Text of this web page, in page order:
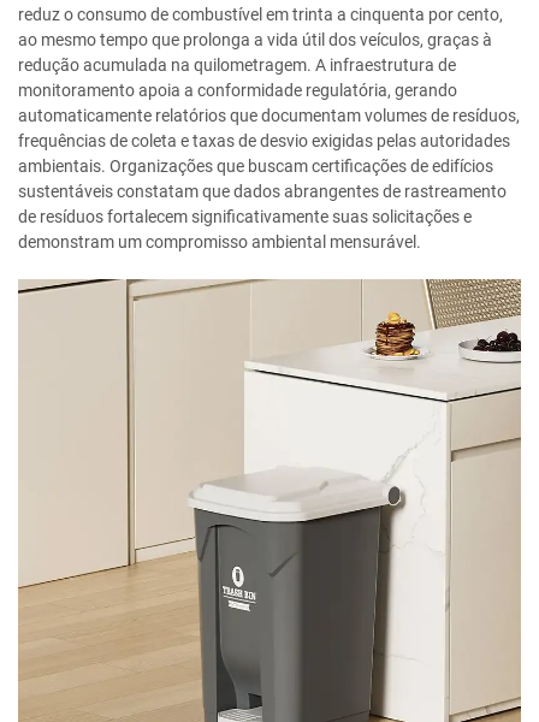
reduz o consumo de combustível em trinta a cinquenta por cento,
ao mesmo tempo que prolonga a vida útil dos veículos, graças à
redução acumulada na quilometragem. A infraestrutura de
monitoramento apoia a conformidade regulatória, gerando
automaticamente relatórios que documentam volumes de resíduos,
frequências de coleta e taxas de desvio exigidas pelas autoridades
ambientais. Organizações que buscam certificações de edifícios
sustentáveis constatam que dados abrangentes de rastreamento
de resíduos fortalecem significativamente suas solicitações e
demonstram um compromisso ambiental mensurável.